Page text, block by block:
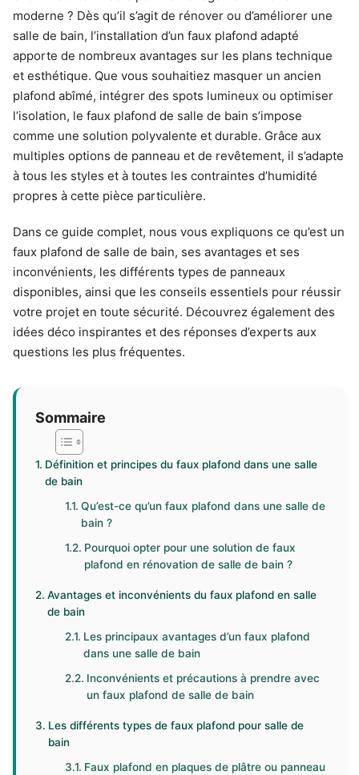
moderne ? Dès qu’il s’agit de rénover ou d’améliorer une
salle de bain, l’installation d’un faux plafond adapté
apporte de nombreux avantages sur les plans technique
et esthétique. Que vous souhaitiez masquer un ancien
plafond abîmé, intégrer des spots lumineux ou optimiser
l’isolation, le faux plafond de salle de bain s’impose
comme une solution polyvalente et durable. Grâce aux
multiples options de panneau et de revêtement, il s’adapte
à tous les styles et à toutes les contraintes d’humidité
propres à cette pièce particulière.
Dans ce guide complet, nous vous expliquons ce qu’est un
faux plafond de salle de bain, ses avantages et ses
inconvénients, les différents types de panneaux
disponibles, ainsi que les conseils essentiels pour réussir
votre projet en toute sécurité. Découvrez également des
idées déco inspirantes et des réponses d’experts aux
questions les plus fréquentes.
Sommaire
Définition et principes du faux plafond dans une salle
de bain
Qu’est-ce qu’un faux plafond dans une salle de
bain ?
Pourquoi opter pour une solution de faux
plafond en rénovation de salle de bain ?
Avantages et inconvénients du faux plafond en salle
de bain
Les principaux avantages d’un faux plafond
dans une salle de bain
Inconvénients et précautions à prendre avec
un faux plafond de salle de bain
Les différents types de faux plafond pour salle de
bain
Faux plafond en plaques de plâtre ou panneau